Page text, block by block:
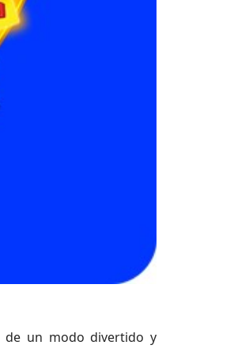
de un modo divertido y